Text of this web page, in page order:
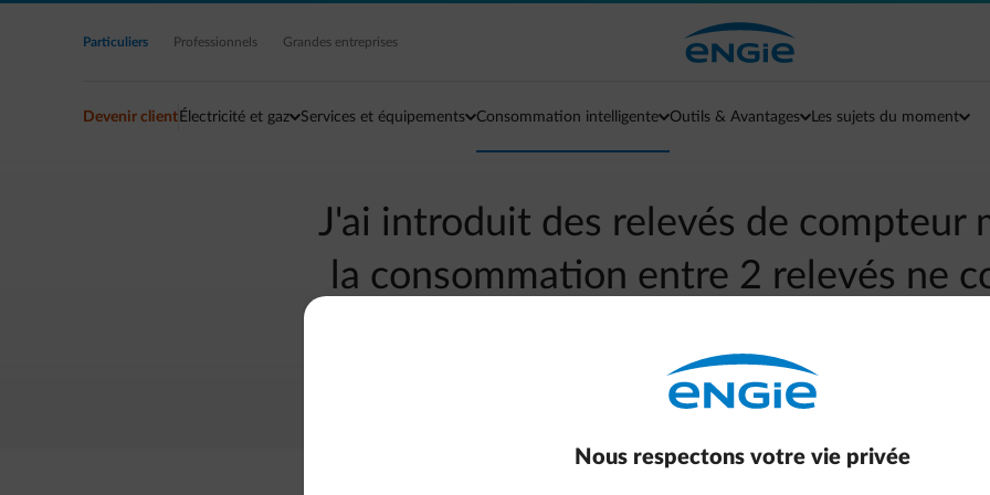
Accéder au contenu principal
Particuliers Professionnels Grandes entreprises
Devenir client Électricité et gaz Services et équipements Consommation intelligente Outils & Avantages Les sujets du moment
J'ai introduit des relevés de compteur
la consommation entre 2 relevés ne
Aller à la page contact
Nous respectons votre vie privée